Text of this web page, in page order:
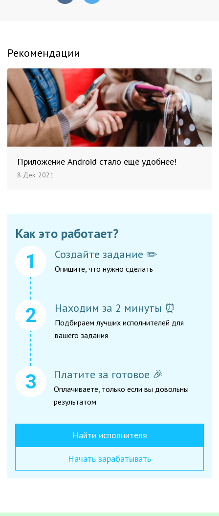
Рекомендации
Приложение Android стало ещё удобнее!
8 Дек. 2021
Как это работает?
Создайте задание ✏️
Опишите, что нужно сделать
Находим за 2 минуты ⏰
Подбираем лучших исполнителей для
вашего задания
Платите за готовое 🎉
Оплачиваете, только если вы довольны
результатом
Найти исполнителя
Начать зарабатывать